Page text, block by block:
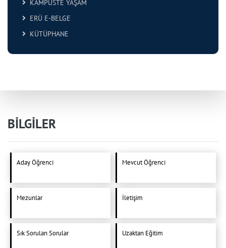
KAMPÜSTE YAŞAM
ERÜ E-BELGE
KÜTÜPHANE
BİLGİLER
Aday Öğrenci Mevcut Öğrenci
Mezunlar İletişim
Sık Sorulan Sorular Uzaktan Eğitim